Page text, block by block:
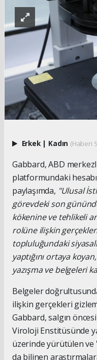
Erkek | Kadın (Haberi
Gabbard, ABD
platformundaki
paylaşımda, "Ulusal
görevdeki son
kökenine ve tehlikeli
rolüne ilişkin
topluluğundaki
yaptığını ortaya
yazışma ve belgeleri
Belgeler
ilişkin gerçekleri
Gabbard, salgın
Viroloji Enstitüsünde
üzerinde yürütülen ve
da bilinen